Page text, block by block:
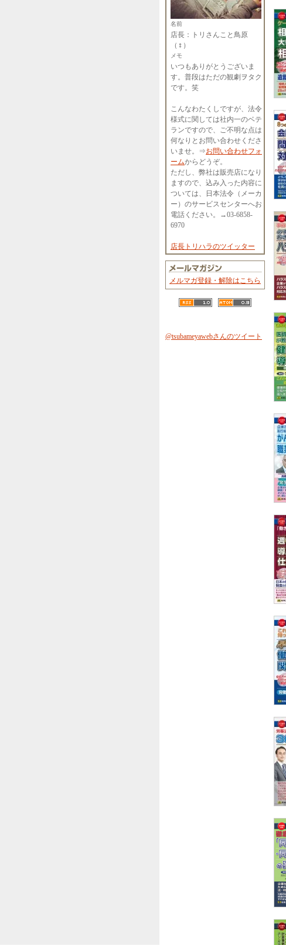
名前
店長：トリさんこと鳥原
（♀）
メモ
いつもありがとうございま
す。普段はただの観劇ヲタク
です。笑
こんなわたくしですが、法令
様式に関しては社内一のベテ
ランですので、ご不明な点は
何なりとお問い合わせくださ
いませ。⇒お問い合わせフォ
ームからどうぞ。
ただし、弊社は販売店になり
ますので、込み入った内容に
ついては、日本法令（メーカ
ー）のサービスセンターへお
電話ください。→03-6858-
6970
店長トリハラのツイッター
メルマガ登録・解除はこちら
@tsubameyawebさんのツイート